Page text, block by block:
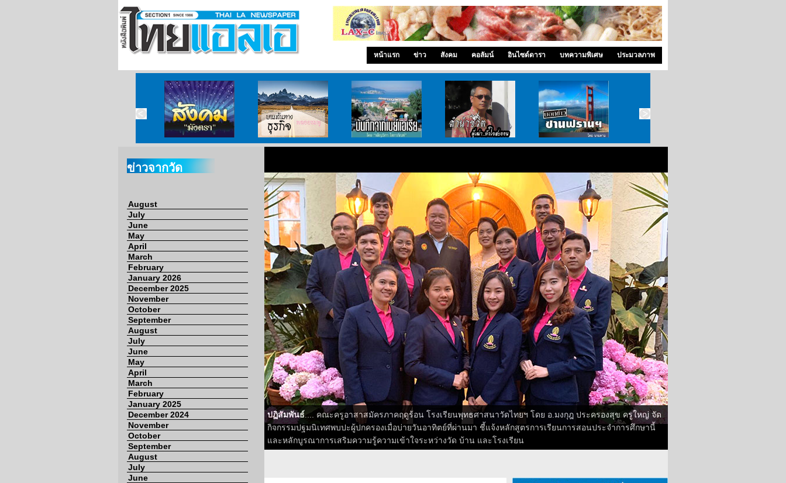
หน้าแรก ข่าว สังคม คอลัมน์ อินไซด์ดารา บทความพิเศษ ประมวลภาพ
สังคมมังตรา บนเส้นทางธุรกิจ บันทึกจากเบย์เอเรีย ลำนำ..ชีวิต บอกข่าว ซานฟราน ท่องไปใน San Francisco
ข่าวจากวัด
August
July
June
May
April
March
February
January 2026
December 2025
November
October
September
August
July
June
May
April
March
February
January 2025
December 2024
November
October
September
August
July
June
ปฏิสัมพันธ์.... คณะครูอาสาสมัครภาคฤดูร้อน โรงเรียนพุทธศาสนาวัดไทยฯ โดย อ.มงกุฎ ประครองสุข ครูใหญ่ จัด
กิจกรรมปฐมนิเทศพบปะผู้ปกครองเมื่อบ่ายวันอาทิตย์ที่ผ่านมา ชี้แจ้งหลักสูตรการเรียนการสอนประจำการศึกษานี้
และหลักบูรณาการเสริมความรู้ความเข้าใจระหว่างวัด บ้าน และโรงเรียน